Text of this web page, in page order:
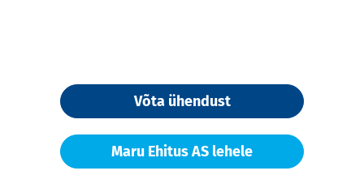
Võta ühendust
Maru Ehitus AS lehele